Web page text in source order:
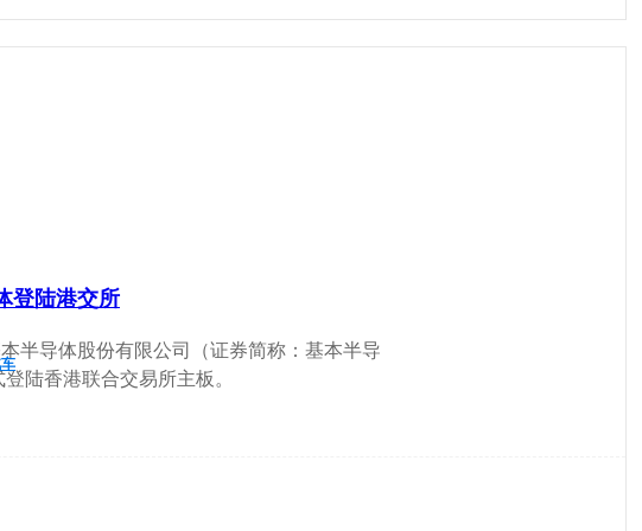
登陆港交所
半导体股份有限公司（证券简称：基本半导
陆香港联合交易所主板。